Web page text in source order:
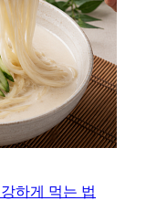
하게 먹는 법